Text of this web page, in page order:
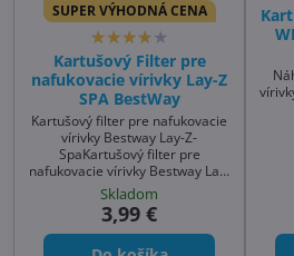
SUPER VÝHODNÁ CENA
Kartušový Filter pre
nafukovacie vírivky Lay-Z
SPA BestWay
Kartušový filter pre nafukovacie
vírivky Bestway Lay-Z-
SpaKartušový filter pre
nafukovacie vírivky Bestway Lay-
Z-Spa
Skladom
3,99 €